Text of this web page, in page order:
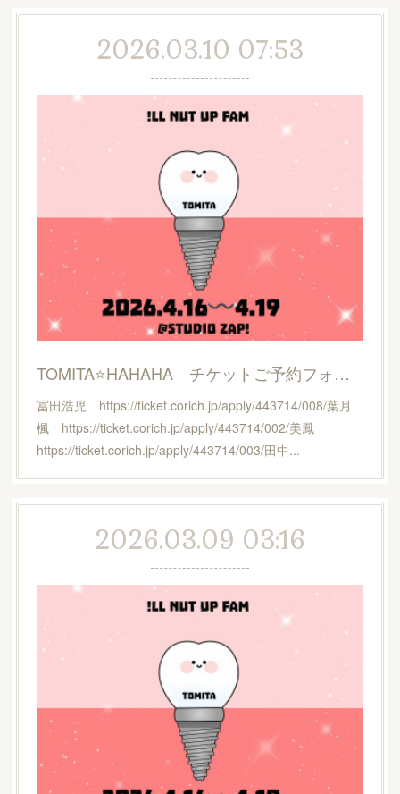
2026.03.10 07:53
TOMITA⭐️HAHAHA チケットご予約フォーム
冨田浩児 https://ticket.corich.jp/apply/443714/008/葉月
楓 https://ticket.corich.jp/apply/443714/002/美鳳
https://ticket.corich.jp/apply/443714/003/田中...
2026.03.09 03:16